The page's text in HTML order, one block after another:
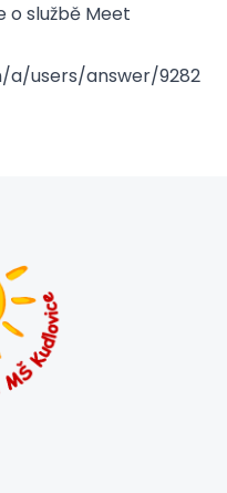
o službě Meet
users/answer/9282